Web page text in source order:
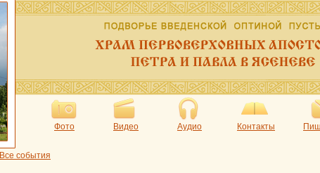
Фото Видео Аудио Контакты
Все события